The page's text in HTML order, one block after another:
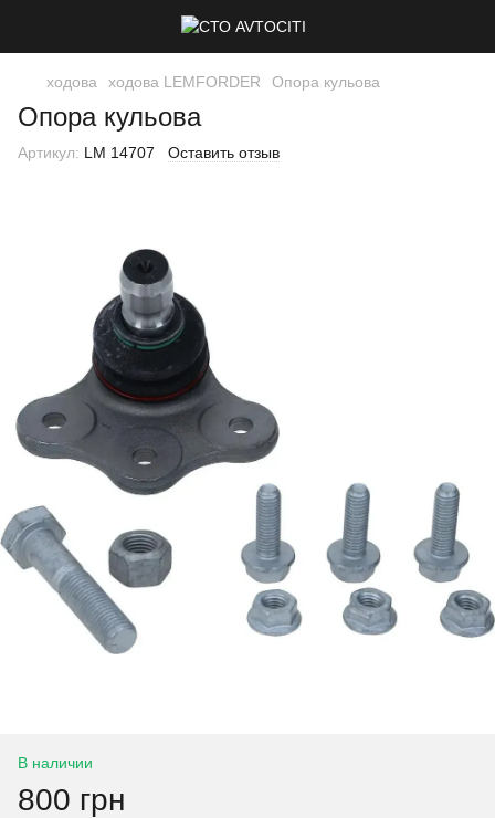
ходова ходова LEMFORDER Опора кульова
Опора кульова
Артикул: LM 14707 Оставить отзыв
В наличии
800 грн